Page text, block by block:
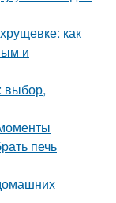
как
и
выбор,
печь